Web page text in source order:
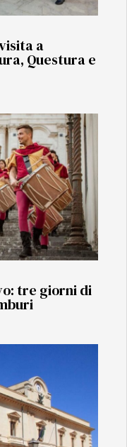
a
Questura e
tre giorni di